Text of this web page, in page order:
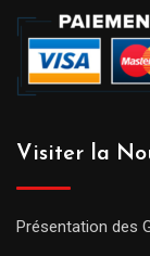
Visiter la
Présentation des